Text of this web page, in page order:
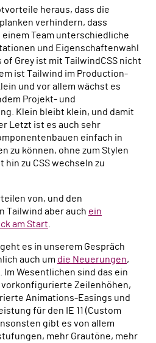
heraus, dass die
verhindern, dass
Team unterschiedliche
und Eigenschaftenwahl
of Grey ist mit TailwindCSS nicht
ist Tailwind im Production-
und vor allem wächst es
Projekt- und
Klein bleibt klein, und damit
Letzt ist es auch sehr
einfach in
zu können, ohne zum Stylen
zu CSS wechseln zu
von, und den
Tailwind aber auch ein
am Start
es in unserem Gespräch
auch um die Neuerungen,
Im Wesentlichen sind das ein
vorkonfigurierte Zeilenhöhen,
Animations-Easings und
für den IE 11 (Custom
gibt es von allem
mehr Grautöne, mehr